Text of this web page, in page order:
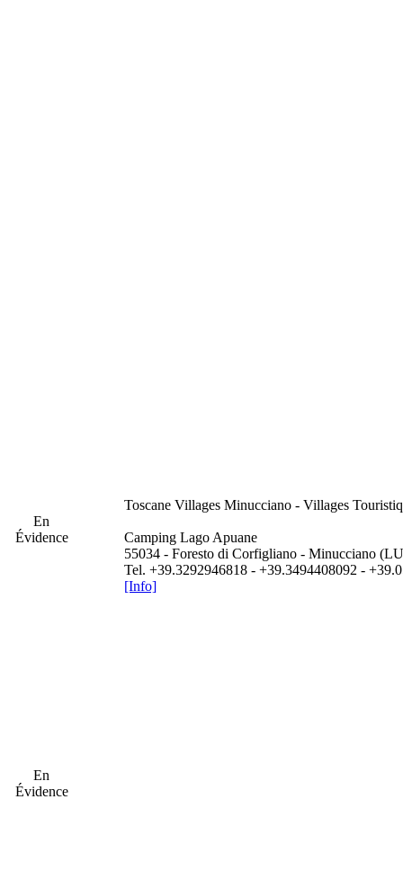
En
Évidence
En
Évidence
Toscane Villages Minucciano - Villages
Camping Lago Apuane
55034 - Foresto di Corfigliano - Minucciano
Tel. +39.3292946818 - +39.3494408092 -
[Info]